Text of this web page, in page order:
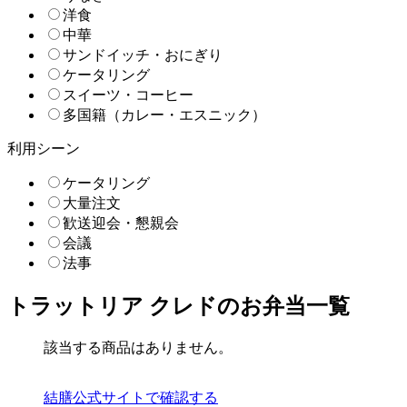
洋食
中華
サンドイッチ・おにぎり
ケータリング
スイーツ・コーヒー
多国籍（カレー・エスニック）
利用シーン
ケータリング
大量注文
歓送迎会・懇親会
会議
法事
トラットリア クレドのお弁当一覧
該当する商品はありません。
結膳公式サイトで確認する